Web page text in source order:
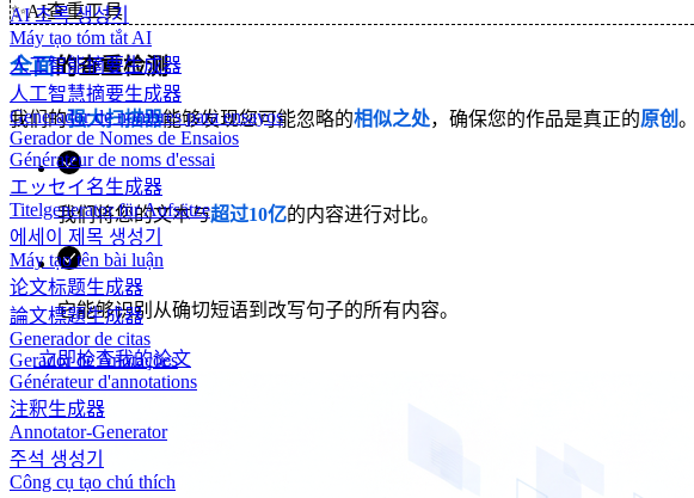
AI 초록 생성기
Máy tạo tóm tắt AI
人工智能摘要生成器
人工智慧摘要生成器
Generador de nombres para ensayos
Gerador de Nomes de Ensaios
Générateur de noms d'essai
エッセイ名生成器
Titelgenerator für Aufsätze
에세이 제목 생성기
Máy tạo tên bài luận
论文标题生成器
論文標題生成器
Generador de citas
Gerador de Anotações
Générateur d'annotations
注釈生成器
Annotator-Generator
주석 생성기
Công cụ tạo chú thích
✨AI查重工具
全面的查重检测
我们的强大扫描器能够发现您可能忽略的相似之处，确保您的作品是真正的原创 。
我们将您的文本与超过10亿的内容进行对比。
它能够识别从确切短语到改写句子的所有内容。
立即检查我的论文